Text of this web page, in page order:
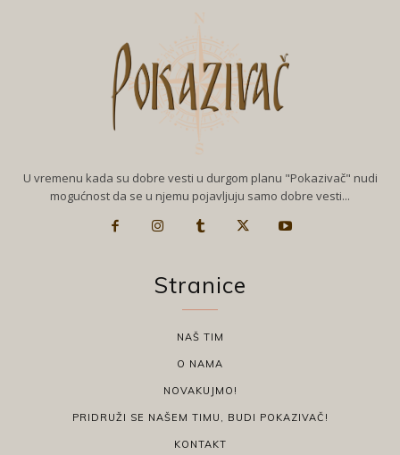
U vremenu kada su dobre vesti u durgom planu "Pokazivač" nudi
mogućnost da se u njemu pojavljuju samo dobre vesti...
Stranice
NAŠ TIM
O NAMA
NOVAKUJMO!
PRIDRUŽI SE NAŠEM TIMU, BUDI POKAZIVAČ!
KONTAKT